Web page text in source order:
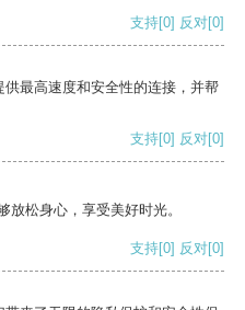
支持[0] 反对[0]
最高速度和安全性的连接，并帮
支持[0] 反对[0]
放松身心，享受美好时光。
支持[0] 反对[0]